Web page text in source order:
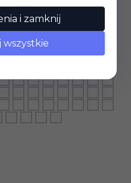
i zamknij